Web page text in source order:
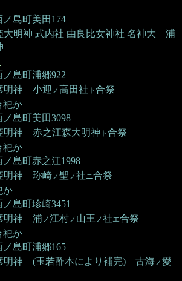
島町美田174
明神 式内社 由良比女神社 名神大
浦
島町浦郷922
神
小迎 ノ高田社 ト 合祭
祀か
島町美田3098
神
赤之江森大明神 ト 合祭
祀か
島町赤之江1998
神
珎崎 ノ聖 ノ社 ニ合祭
か
島町珍崎3451
神
浦 ノ江村 ノ 山王 ノ社エ合祭
祀か
島町浦郷165
神 (玉若酢本により補完)
古海 ノ愛